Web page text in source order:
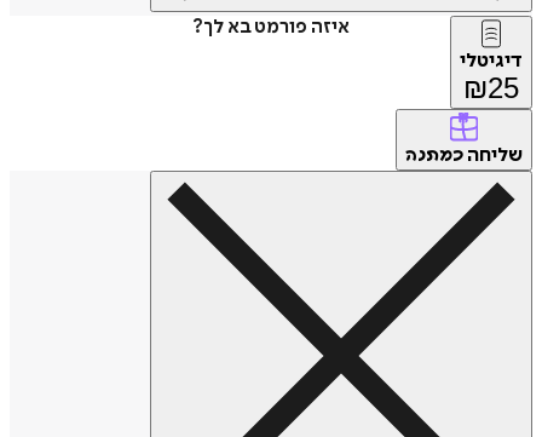
איזה פורמט בא לך?
דיגיטלי
₪25
שליחה כמתנה